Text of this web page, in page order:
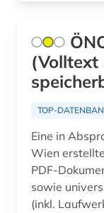
asien (5)
assisi (1)
(Volltext
TOP-
Eine in
Wien
PDF-
sowie
(inkl.